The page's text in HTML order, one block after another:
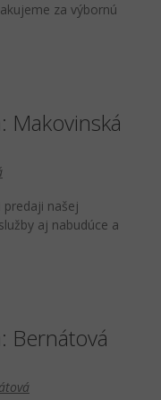
za výbornú
Makovinská
predaji našej
aj nabudúce a
Bernátová